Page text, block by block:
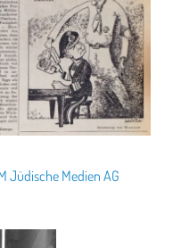
Jüdische Medien AG